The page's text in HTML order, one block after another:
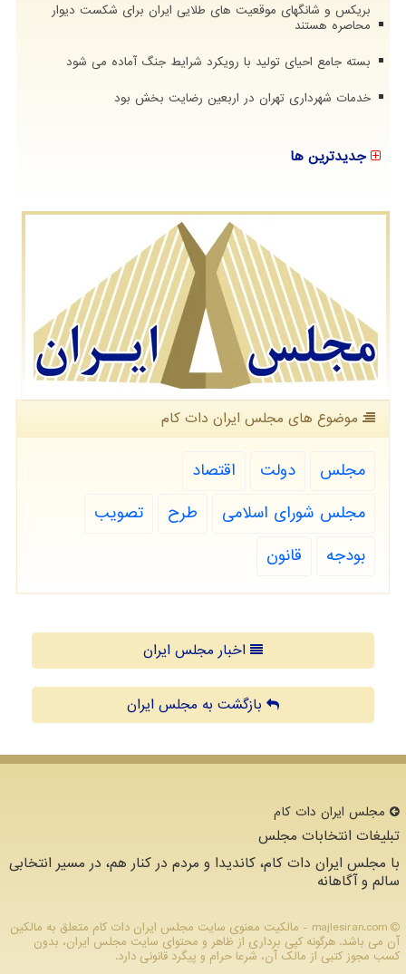
بریکس و شانگهای موقعیت های طلایی ایران برای شکست دیوار
محاصره هستند
بسته جامع احیای تولید با رویکرد شرایط جنگ آماده می شود
خدمات شهرداری تهران در اربعین رضایت بخش بود
جدیدترین ها
موضوع های مجلس ایران دات كام
مجلس دولت
اقتصاد
مجلس شورای اسلامی
طرح
تصویب
بودجه
قانون
اخبار مجلس ایران
بازگشت به مجلس ایران
مجلس ایران دات كام
تبلیغات انتخابات مجلس
با مجلس ایران دات کام، کاندیدا و مردم در کنار هم، در مسیر انتخابی
سالم و آگاهانه
majlesiran.com - مالکیت معنوی سایت مجلس ایران دات كام متعلق به مالکین
آن می باشد. هرگونه کپی برداری از ظاهر و محتوای سایت مجلس ایران، بدون
کسب مجوز کتبی از مالک آن، شرعا حرام و پیگرد قانونی دارد.